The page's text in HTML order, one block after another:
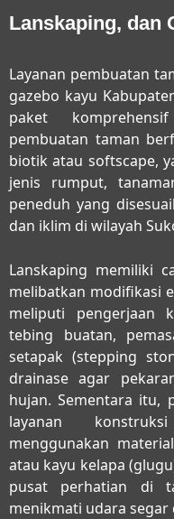
Lanskaping, dan
Layanan pembuatan
gazebo kayu
paket
pembuatan taman
biotik atau softscape,
jenis rumput,
peneduh yang
dan iklim di wilayah
Lanskaping memiliki
melibatkan modifikasi
meliputi pengerjaan
tebing buatan,
setapak (stepping
drainase agar
hujan. Sementara itu,
layanan
menggunakan
atau kayu kelapa
pusat perhatian di
menikmati udara segar